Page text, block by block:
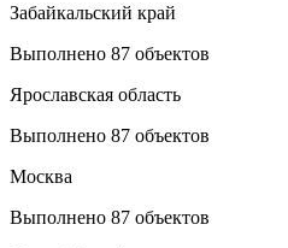
Забайкальский край
Выполнено 87 объектов
Ярославская область
Выполнено 87 объектов
Москва
Выполнено 87 объектов